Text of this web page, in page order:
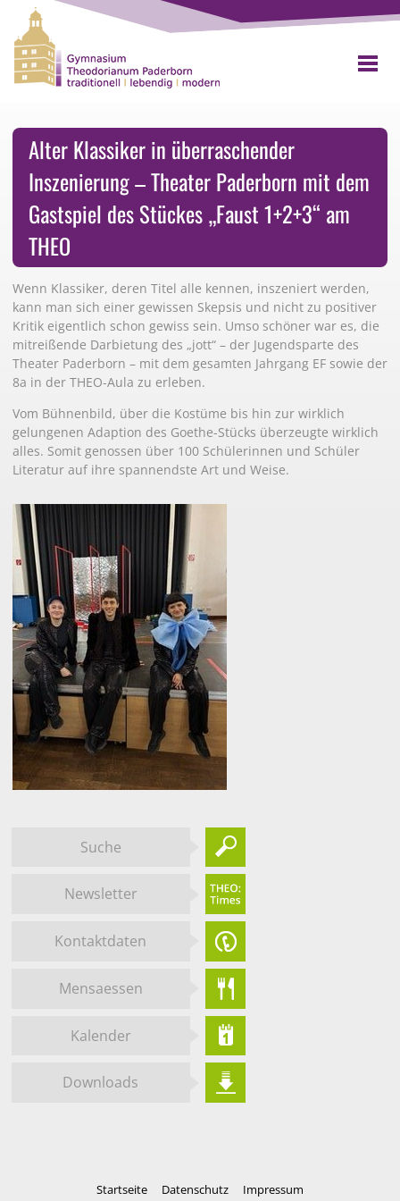
Alter Klassiker in überraschender
Inszenierung – Theater Paderborn mit dem
Gastspiel des Stückes „Faust 1+2+3“ am
THEO
Wenn Klassiker, deren Titel alle kennen, inszeniert werden,
kann man sich einer gewissen Skepsis und nicht zu positiver
Kritik eigentlich schon gewiss sein. Umso schöner war es, die
mitreißende Darbietung des „jott“ – der Jugendsparte des
Theater Paderborn – mit dem gesamten Jahrgang EF sowie der
8a in der THEO-Aula zu erleben.
Vom Bühnenbild, über die Kostüme bis hin zur wirklich
gelungenen Adaption des Goethe-Stücks überzeugte wirklich
alles. Somit genossen über 100 Schülerinnen und Schüler
Literatur auf ihre spannendste Art und Weise.
Suche
Newsletter
Kontaktdaten
Mensaessen
Kalender
Downloads
Startseite Datenschutz Impressum